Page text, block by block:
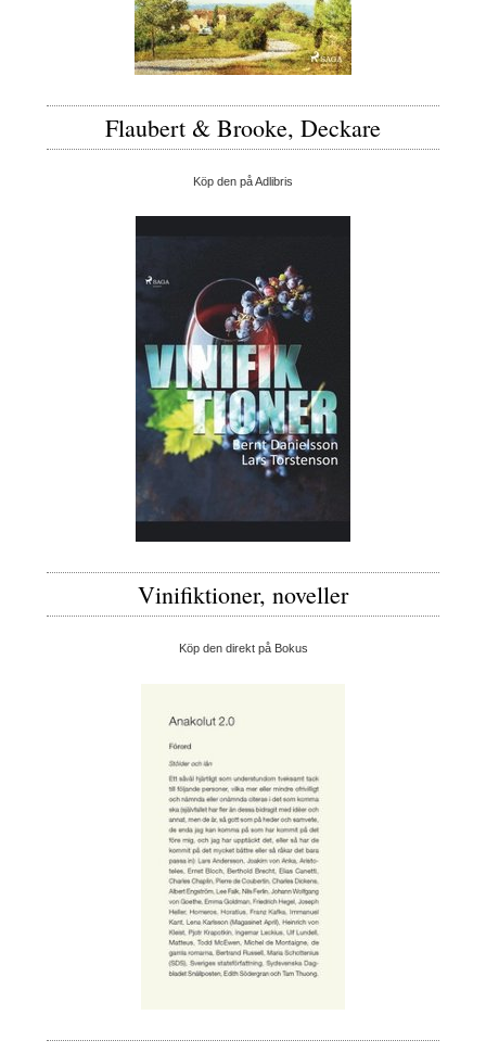
Flaubert & Brooke, Deckare
Köp den på Adlibris
Vinifiktioner, noveller
Köp den direkt på Bokus